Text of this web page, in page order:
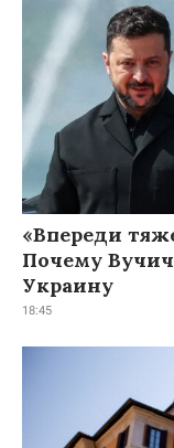
«Впереди
Почему
Украину
18:45